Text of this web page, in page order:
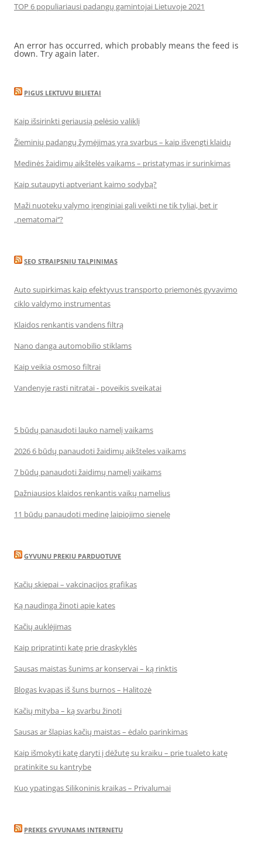
TOP 6 populiariausi padangų gamintojai Lietuvoje 2021
An error has occurred, which probably means the feed is
down. Try again later.
PIGUS LEKTUVU BILIETAI
Kaip išsirinkti geriausią pelėsio valiklį
Žieminių padangų žymėjimas yra svarbus – kaip išvengti klaidų
Medinės žaidimų aikštelės vaikams – pristatymas ir surinkimas
Kaip sutaupyti aptveriant kaimo sodybą?
Maži nuotekų valymo įrenginiai gali veikti ne tik tyliai, bet ir
„nematomai‘‘?
SEO STRAIPSNIU TALPINIMAS
Auto supirkimas kaip efektyvus transporto priemonės gyvavimo
ciklo valdymo instrumentas
Klaidos renkantis vandens filtrą
Nano danga automobilio stiklams
Kaip veikia osmoso filtrai
Vandenyje rasti nitratai - poveikis sveikatai
5 būdų panaudoti lauko namelį vaikams
2026 6 būdų panaudoti žaidimų aikšteles vaikams
7 būdų panaudoti žaidimų namelį vaikams
Dažniausios klaidos renkantis vaikų namelius
11 būdų panaudoti medinę laipiojimo sienelę
GYVUNU PREKIU PARDUOTUVE
Kačių skiepai – vakcinacijos grafikas
Ką naudinga žinoti apie kates
Kačių auklėjimas
Kaip pripratinti katę prie draskyklės
Sausas maistas šunims ar konservai – ką rinktis
Blogas kvapas iš šuns burnos – Halitozė
Kačių mityba – ką svarbu žinoti
Sausas ar šlapias kačių maistas – ėdalo parinkimas
Kaip išmokyti katę daryti į dėžutę su kraiku – prie tualeto katę
pratinkite su kantrybe
Kuo ypatingas Silikoninis kraikas – Privalumai
PREKES GYVUNAMS INTERNETU